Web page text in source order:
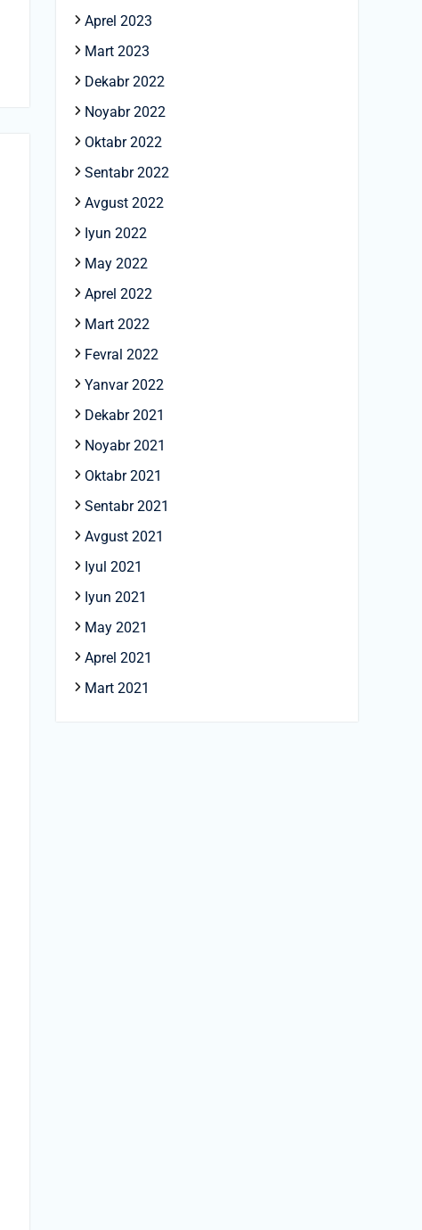
Aprel 2023
Mart 2023
Dekabr 2022
Noyabr 2022
Oktabr 2022
Sentabr 2022
Avgust 2022
Iyun 2022
May 2022
Aprel 2022
Mart 2022
Fevral 2022
Yanvar 2022
Dekabr 2021
Noyabr 2021
Oktabr 2021
Sentabr 2021
Avgust 2021
Iyul 2021
Iyun 2021
May 2021
Aprel 2021
Mart 2021